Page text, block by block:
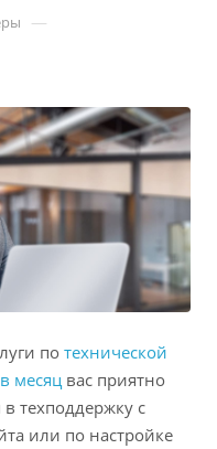
—
по технической
месяц вас приятно
техподдержку с
или по настройке